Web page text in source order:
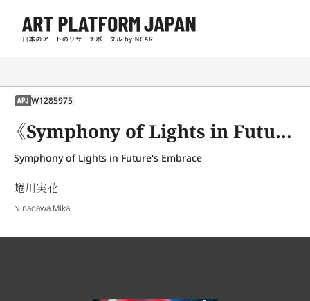
APJ W1285975
《Symphony of Lights in Future's Embrace》
Symphony of Lights in Future's Embrace
蜷川実花
Ninagawa Mika